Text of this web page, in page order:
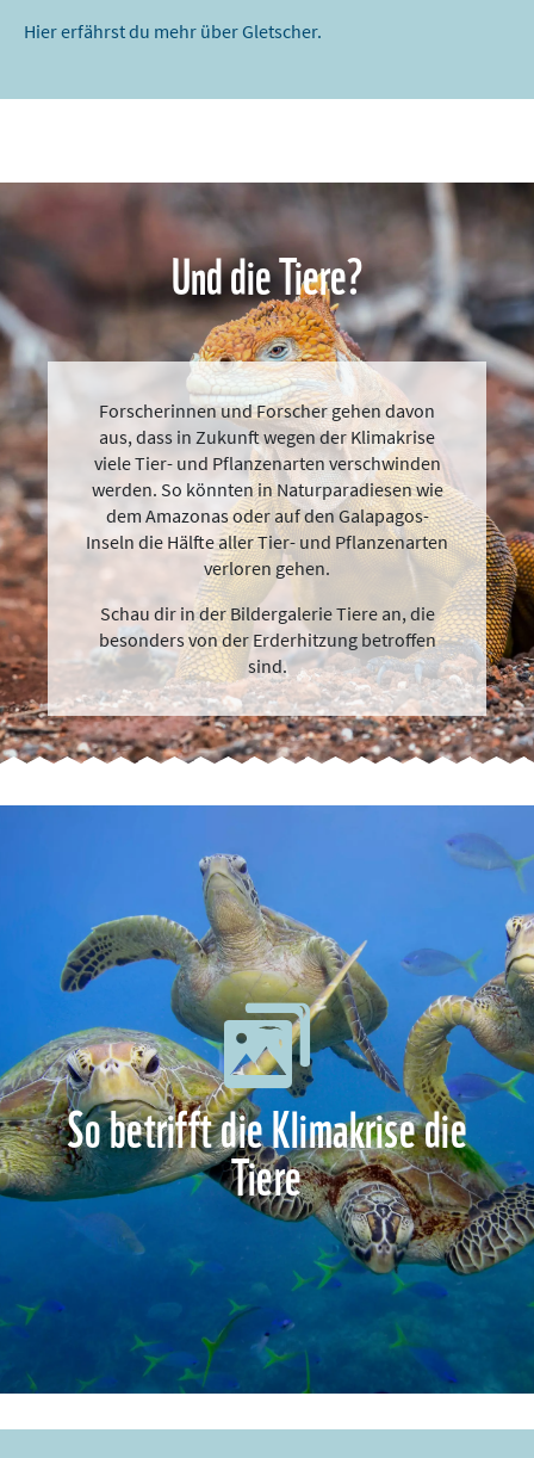
Hier erfährst du mehr über Gletscher.
Und die Tiere?
Forscherinnen und Forscher gehen davon
aus, dass in Zukunft wegen der Klimakrise
viele Tier- und Pflanzenarten verschwinden
werden. So könnten in Naturparadiesen wie
dem Amazonas oder auf den Galapagos-
Inseln die Hälfte aller Tier- und Pflanzenarten
verloren gehen.
Schau dir in der Bildergalerie Tiere an, die
besonders von der Erderhitzung betroffen
sind.
So betrifft die Klimakrise die
Tiere